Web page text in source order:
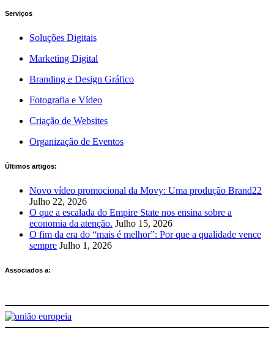
Serviços
Soluções Digitais
Marketing Digital
Branding e Design Gráfico
Fotografia e Vídeo
Criação de Websites
Organização de Eventos
Últimos artigos:
Novo vídeo promocional da Movy: Uma produção Brand22
Julho 22, 2026
O que a escalada do Empire State nos ensina sobre a
economia da atenção. Julho 15, 2026
O fim da era do “mais é melhor”: Por que a qualidade vence
sempre Julho 1, 2026
Associados a: